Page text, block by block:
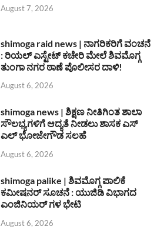
August 7, 2026
shimoga raid news | ನಾಗರಿಕರಿಗೆ ವಂಚನೆ
: ರಿಯಲ್ ಎಸ್ಟೇಟ್ ಕಚೇರಿ ಮೇಲೆ ಶಿವಮೊಗ್ಗ
ತುಂಗಾ ನಗರ ಠಾಣೆ ಪೊಲೀಸರ ದಾಳಿ!
August 6, 2026
shimoga news | ಶಿಕ್ಷಣ ನೀತಿಗಿಂತ ಶಾಲಾ
ಸೌಲಭ್ಯಗಳಿಗೆ ಆದ್ಯತೆ ನೀಡಲು ಶಾಸಕ ಎಸ್
ಎಲ್ ಭೋಜೇಗೌಡ ಸಲಹೆ
August 6, 2026
shimoga palike | ಶಿವಮೊಗ್ಗ ಪಾಲಿಕೆ
ಕಮೀಷನರ್ ಸೂಚನೆ : ಯುಜಿಡಿ ವಿಭಾಗದ
ಎಂಜಿನಿಯರ್ ಗಳ ಭೇಟಿ
August 6, 2026